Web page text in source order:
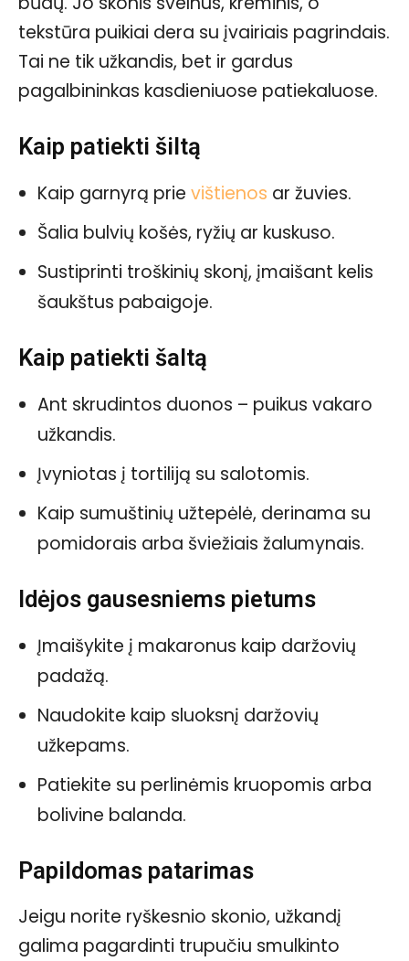
tekstūra puikiai dera su įvairiais pagrindais.
Tai ne tik užkandis, bet ir gardus
pagalbininkas kasdieniuose patiekaluose.
Kaip patiekti šiltą
Kaip garnyrą prie vištienos ar žuvies.
Šalia bulvių košės, ryžių ar kuskuso.
Sustiprinti troškinių skonį, įmaišant kelis
šaukštus pabaigoje.
Kaip patiekti šaltą
Ant skrudintos duonos – puikus vakaro
užkandis.
Įvyniotas į tortiliją su salotomis.
Kaip sumuštinių užtepėlė, derinama su
pomidorais arba šviežiais žalumynais.
Idėjos gausesniems pietums
Įmaišykite į makaronus kaip daržovių
padažą.
Naudokite kaip sluoksnį daržovių
užkepams.
Patiekite su perlinėmis kruopomis arba
bolivine balanda.
Papildomas patarimas
Jeigu norite ryškesnio skonio, užkandį
galima pagardinti trupučiu smulkinto